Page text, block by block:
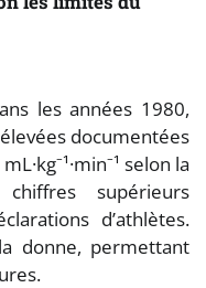
les années 1980,
documentées
selon la
supérieurs
d’athlètes.
donne, permettant